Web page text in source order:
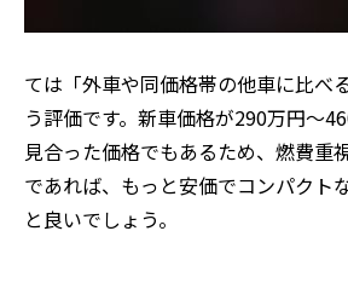
ては「外車や同価格帯の他車に比べ
う評価です。新車価格が290万円～
見合った価格でもあるため、燃費重
であれば、もっと安価でコンパクト
と良いでしょう。